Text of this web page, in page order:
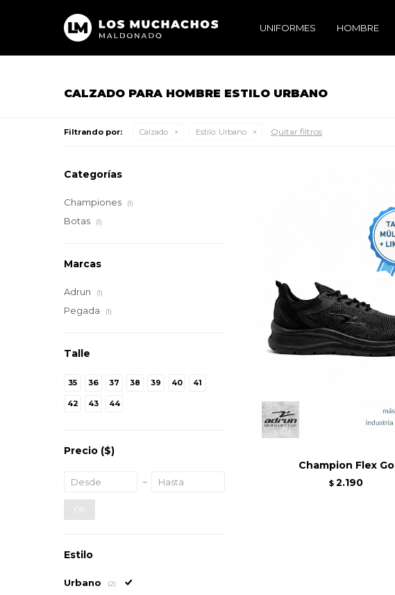
UNIFORMES HOMBRE
CALZADO PARA HOMBRE ESTILO URBANO
Filtrando por: Calzado Estilo: Urbano Quitar filtros
Champion Flex Go
$ 2.190
Categorías
Championes (1)
Botas (1)
Marcas
Adrun (1)
Pegada (1)
Talle
35 36 37 38 39 40 41
42 43 44
Precio ($)
OK
Estilo
Urbano (2)